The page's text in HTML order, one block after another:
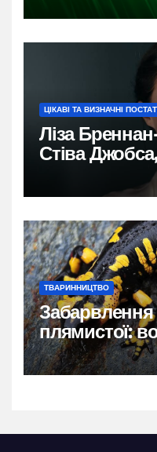
ЦІКАВІ ТА ВИЗНАЧНІ ПОСТАТІ
Ліза
Стіва
власний
ТВАРИННИЦТВО
плямистої:
чорному тлі